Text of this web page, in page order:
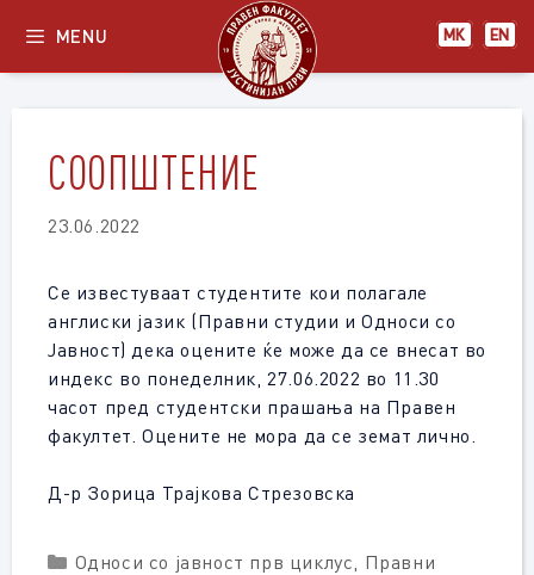
content
МК EN
MENU
СООПШТЕНИЕ
23.06.2022
Се известуваат студентите кои полагале
англиски јазик (Правни студии и Односи со
Јавност) дека оцените ќе може да се внесат во
индекс во понеделник, 27.06.2022 во 11.30
часот пред студентски прашања на Правен
факултет. Оцените не мора да се земат лично.
Д-р Зорица Трајкова Стрезовска
Categories
Односи со јавност прв циклус, Правни